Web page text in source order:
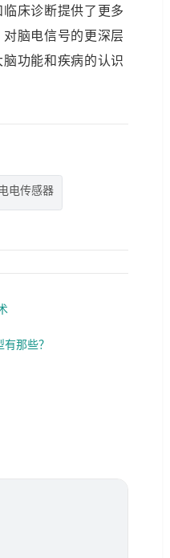
床诊断提供了更多
脑电信号的更深层
功能和疾病的认识
电传感器
那些？